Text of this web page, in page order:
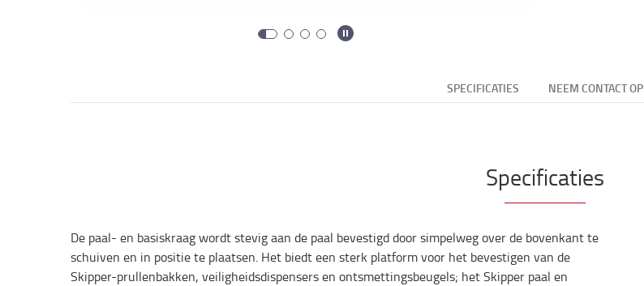
SPECIFICATIES NEEM CONTACT OP
Specificaties
De paal- en basiskraag wordt stevig aan de paal bevestigd door simpelweg over de bovenkant te
schuiven en in positie te plaatsen. Het biedt een sterk platform voor het bevestigen van de
Skipper-prullenbakken, veiligheidsdispensers en ontsmettingsbeugels; het Skipper paal en